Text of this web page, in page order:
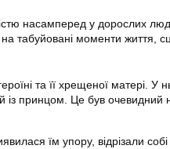
насамперед у дорослих
табуйовані моменти життя,
та її хрещеної матері. У
із принцом. Це був очевидний
їм упору, відрізали собі